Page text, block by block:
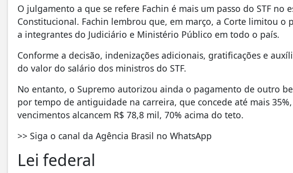
O julgamento a que se refere Fachin é mais um passo do STF no
Constitucional. Fachin lembrou que, em março, a Corte limitou o
a integrantes do Judiciário e Ministério Público em todo o país.
Conforme a decisão, indenizações adicionais, gratificações e
do valor do salário dos ministros do STF.
No entanto, o Supremo autorizou ainda o pagamento de outro
por tempo de antiguidade na carreira, que concede até mais
vencimentos alcancem R$ 78,8 mil, 70% acima do teto.
>> Siga o canal da Agência Brasil no WhatsApp
Lei federal